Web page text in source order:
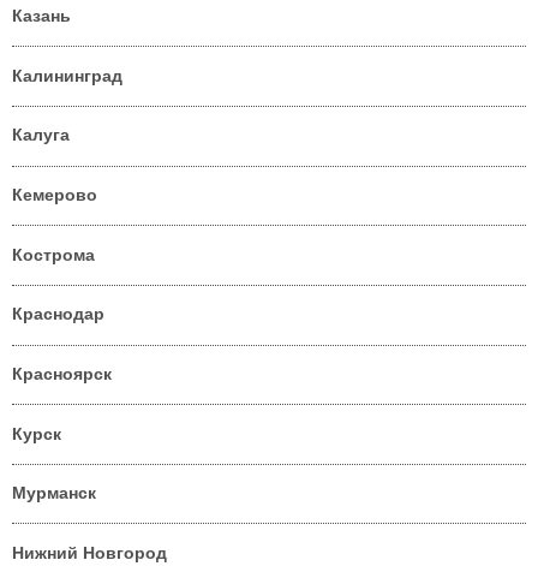
Казань
Калининград
Калуга
Кемерово
Кострома
Краснодар
Красноярск
Курск
Мурманск
Нижний Новгород